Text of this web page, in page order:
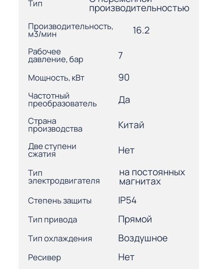
Тип производительностью
Производительность,
м3/мин 16.2
Рабочее
давление, бар 7
Мощность, кВт 90
Частотный
преобразователь Да
Страна
производства Китай
Две ступени
сжатия Нет
Тип
электродвигателя
на постоянных
магнитах
Степень защиты IP54
Тип привода Прямой
Тип охлаждения Воздушное
Ресивер Нет